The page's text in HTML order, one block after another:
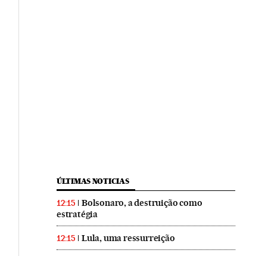
ÚLTIMAS NOTICIAS
12:15
Bolsonaro, a destruição como
estratégia
12:15 Lula, uma ressurreição